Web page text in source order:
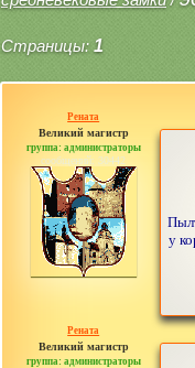
Страницы: 1
Рената
Великий магистр
группа: администраторы
сообщений: 30442
у
Рената
Великий магистр
группа: администраторы